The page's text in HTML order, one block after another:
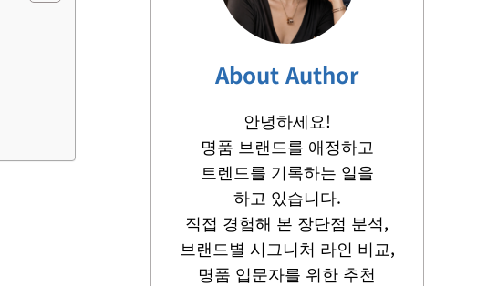
About Author
안녕하세요!
명품 브랜드를 애정하고
트렌드를 기록하는 일을
하고 있습니다.
직접 경험해 본 장단점 분석,
브랜드별 시그니처 라인 비교,
명품 입문자를 위한 추천